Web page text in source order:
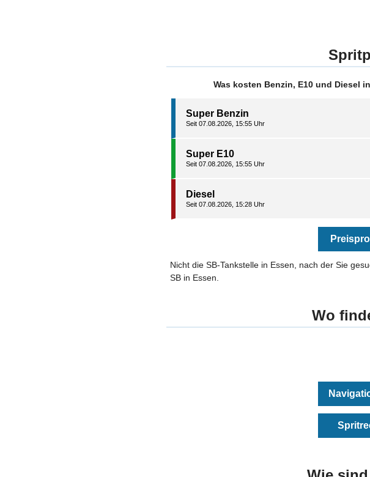
Was kosten Benzin, E10 und Diesel in
Super Benzin
Seit 07.08.2026, 15:55 Uhr
Super E10
Seit 07.08.2026, 15:55 Uhr
Diesel
Seit 07.08.2026, 15:28 Uhr
Nicht die SB-Tankstelle in Essen, nach der Sie
SB in Essen.
Wo